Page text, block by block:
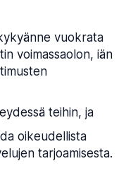
vuokrata
voimassaolon, iän
teihin, ja
oikeudellista
tarjoamisesta.